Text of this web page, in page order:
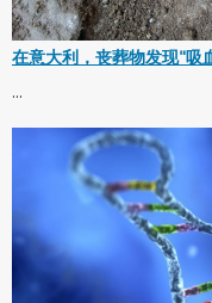
在意大利，丧葬物发现"吸
...